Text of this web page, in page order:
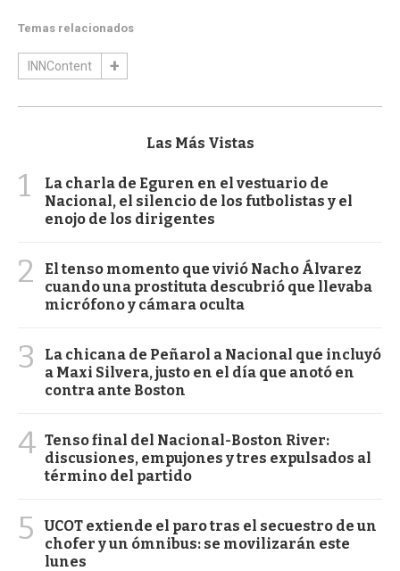
Temas relacionados
INNContent
Las Más Vistas
1
La charla de Eguren en el vestuario de
Nacional, el silencio de los futbolistas y el
enojo de los dirigentes
2
El tenso momento que vivió Nacho Álvarez
cuando una prostituta descubrió que llevaba
micrófono y cámara oculta
3
La chicana de Peñarol a Nacional que incluyó
a Maxi Silvera, justo en el día que anotó en
contra ante Boston
4 Tenso final del Nacional-Boston River:
discusiones, empujones y tres expulsados al
término del partido
5
UCOT extiende el paro tras el secuestro de un
chofer y un ómnibus: se movilizarán este
lunes